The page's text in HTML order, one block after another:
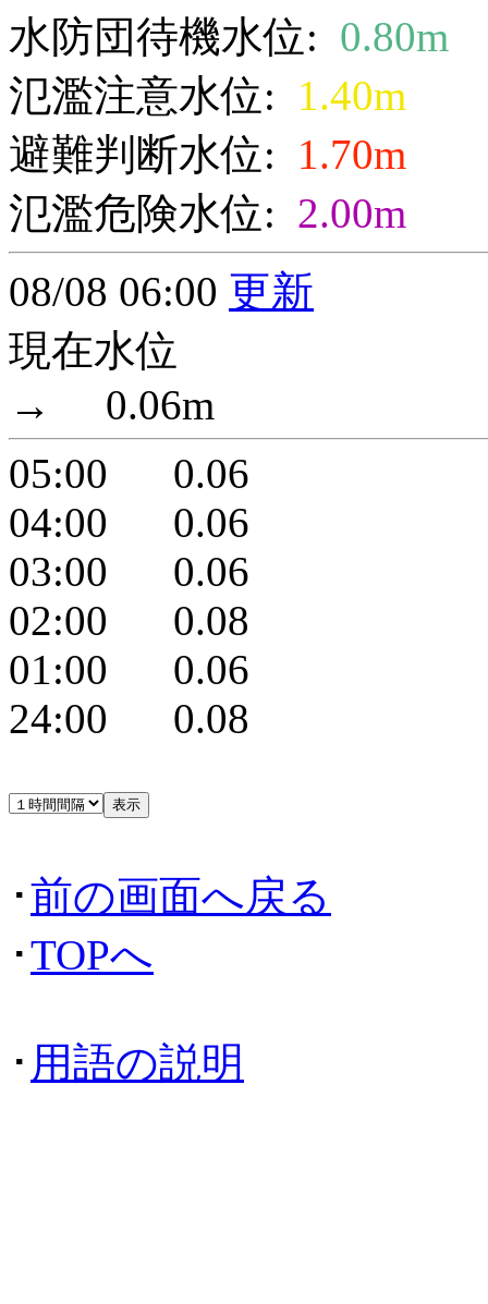
水防団待機水位: 0.80m
氾濫注意水位: 1.40m
避難判断水位: 1.70m
氾濫危険水位: 2.00m
08/08 06:00 更新
現在水位
→ 0.06m
05:00 0.06
04:00 0.06
03:00 0.06
02:00 0.08
01:00 0.06
24:00 0.08
･前の画面へ戻る
･TOPへ
･ 用語の説明